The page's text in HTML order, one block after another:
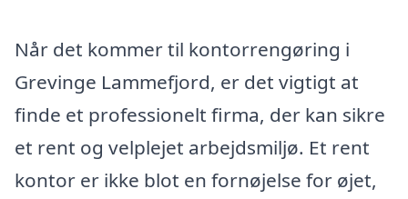
Når det kommer til kontorrengøring i
Grevinge Lammefjord, er det vigtigt at
finde et professionelt firma, der kan sikre
et rent og velplejet arbejdsmiljø. Et rent
kontor er ikke blot en fornøjelse for øjet,